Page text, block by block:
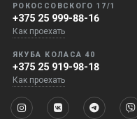
РОКОССОВСКОГО 17/1
+375 25 999-88-16
Как проехать
ЯКУБА КОЛАСА 40
+375 25 919-98-18
Как проехать